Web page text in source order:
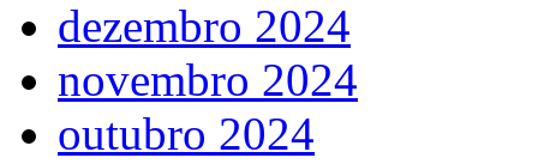
dezembro 2024
novembro 2024
outubro 2024